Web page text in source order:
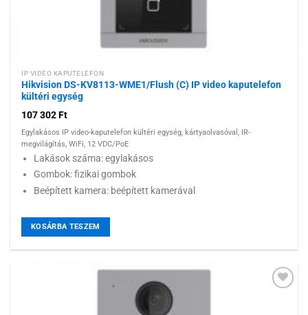
IP VIDEO KAPUTELEFON
Hikvision DS-KV8113-WME1/Flush (C) IP video kaputelefon
kültéri egység
107 302Ft
Egylakásos IP video-kaputelefon kültéri egység, kártyaolvasóval, IR-
megvilágítás, WiFi, 12 VDC/PoE
Lakások száma: egylakásos
Gombok: fizikai gombok
Beépített kamera: beépített kamerával
KOSÁRBA TESZEM